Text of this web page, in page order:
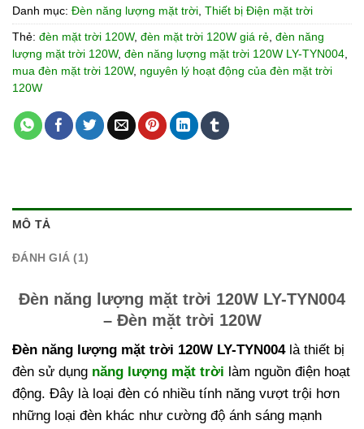
Danh mục: Đèn năng lượng mặt trời Thiết bị Điện mặt trời
Thẻ: đèn mặt trời 120W, đèn mặt trời 120W giá rẻ đèn năng
lượng mặt trời 120W, đèn năng lượng mặt trời 120W LY-TYN004
mua đèn mặt trời 120W, nguyên lý hoạt động của đèn mặt trời
120W
MÔ TẢ
ĐÁNH GIÁ (1)
Đèn năng lượng mặt trời 120W LY-TYN004
– Đèn mặt trời 120W
Đèn năng lượng mặt trời 120W LY-TYN004là thiết bị
đèn sử dụng năng lượng mặt trời làm nguồn điện hoạt
động. Đây là loại đèn có nhiều tính năng vượt trội hơn
những loại đèn khác như cường độ ánh sáng mạnh